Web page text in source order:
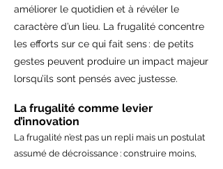
améliorer le quotidien et à révéler le
caractère d’un lieu. La frugalité concentre
les efforts sur ce qui fait sens : de petits
gestes peuvent produire un impact majeur
lorsqu’ils sont pensés avec justesse.
La frugalité comme levier
d’innovation
La frugalité n’est pas un repli mais un postulat
assumé de décroissance : construire moins,